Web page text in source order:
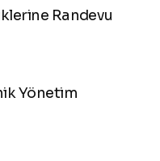
Randevu
Yönetim